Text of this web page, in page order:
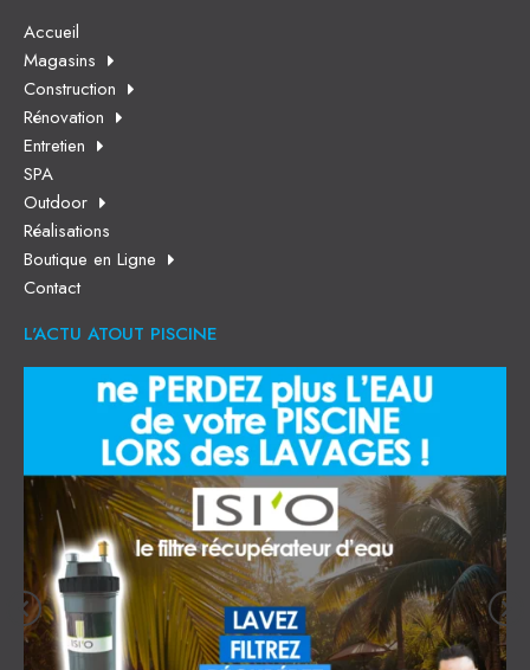
Accueil
Magasins
Construction
Rénovation
Entretien
SPA
Outdoor
Réalisations
Boutique en Ligne
Contact
L'ACTU ATOUT PISCINE